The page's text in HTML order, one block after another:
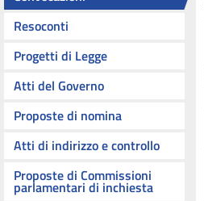
Resoconti
Progetti di Legge
Atti del Governo
Proposte di nomina
Atti di indirizzo e controllo
Proposte di Commissioni
parlamentari di inchiesta